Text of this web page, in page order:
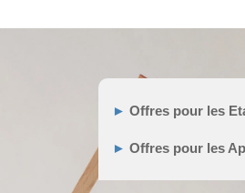
► Offres pour les
► Offres pour les